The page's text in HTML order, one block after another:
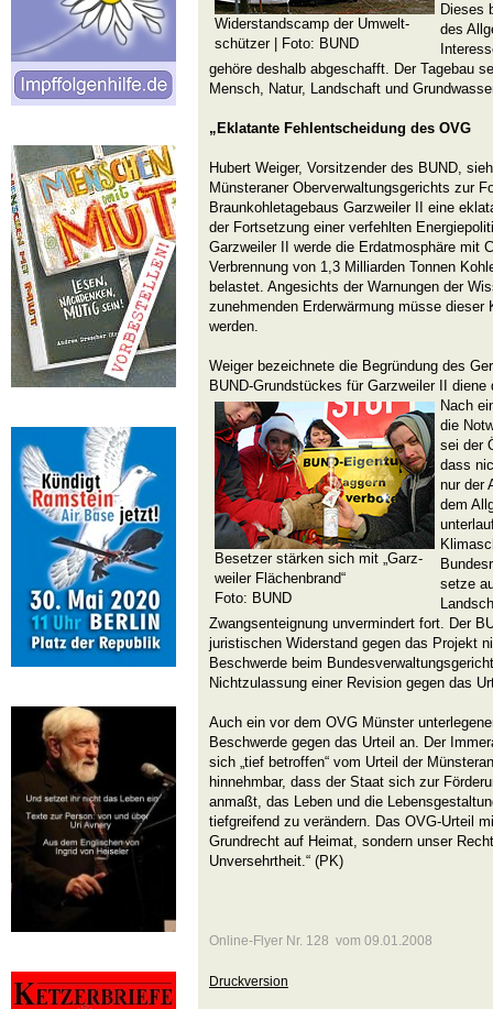
Widerstandscamp der Umwelt-
schützer| Foto: BUND
Dieses
des
gehöre deshalb abgeschafft. Der Tagebau
Mensch, Natur, Landschaft und
„Eklatante Fehlentscheidung des OVG
Hubert Weiger, Vorsitzender des BUND,
Münsteraner Oberverwaltungsgerichts zur
Braunkohletagebaus Garzweiler II eine
der Fortsetzung einer verfehlten
Garzweiler II werde die Erdatmosphäre mit
Verbrennung von 1,3 Milliarden Tonnen
belastet. Angesichts der Warnungen der
zunehmenden Erderwärmung müsse dieser
werden.
Weiger bezeichnete die Begründung des
BUND-Grundstückes für Garzweiler II diene
Besetzer stärken sich mit „Garz-
weiler Flächenbrand“
Foto: BUND
Nach
die
sei der
dass
nur der
dem
setze
Zwangsenteignung unvermindert fort. Der
juristischen Widerstand gegen das Projekt
Beschwerde beim
Nichtzulassung einer Revision gegen das
Auch ein vor dem OVG Münster
Beschwerde gegen das Urteil an. Der
sich „tief betroffen“ vom Urteil der
hinnehmbar, dass der Staat sich zur
anmaßt, das Leben und die
tiefgreifend zu verändern. Das OVG-Urteil
Grundrecht auf Heimat, sondern unser
Unversehrtheit.“ (PK)
Online-Flyer Nr. 128 vom 09.01.2008
Druckversion